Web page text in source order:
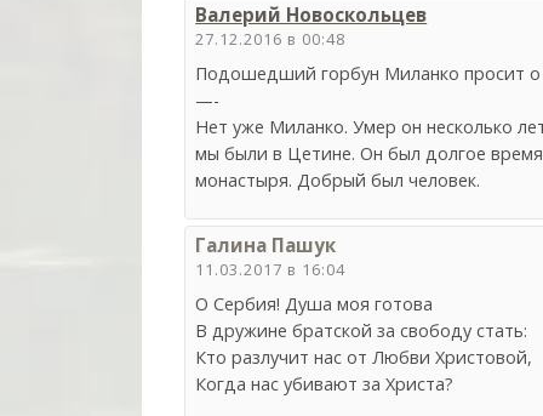
Валерий Новоскольцев
27.12.2016 в 00:48
Подошедший горбун Миланко просит о
—-
Нет уже Миланко. Умер он несколько
мы были в Цетине. Он был долгое
монастыря. Добрый был человек.
Галина Пашук
11.03.2017 в 16:04
О Сербия! Душа моя готова
В дружине братской за свободу стать:
Кто разлучит нас от Любви Христовой,
Когда нас убивают за Христа?